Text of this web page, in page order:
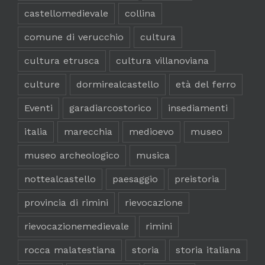
castellomedievale collina
comune di verucchio cultura
cultura etrusca cultura villanoviana
culture dormirealcastello età del ferro
Eventi garadiarcostorico insediamenti
italia marecchia medioevo museo
museo archeologico musica
nottealcastello paesaggio preistoria
provincia di rimini rievocazione
rievocazionemedievale rimini
rocca malatestiana storia storia italiana